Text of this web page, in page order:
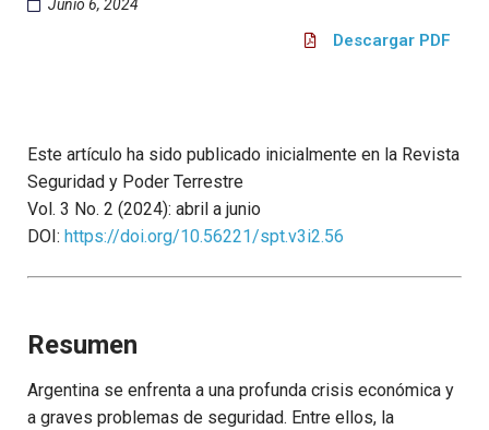
Junio 6, 2024
Descargar PDF
Este artículo ha sido publicado inicialmente en la Revista
Seguridad y Poder Terrestre
Vol. 3 No. 2 (2024): abril a junio
DOI: https://doi.org/10.56221/spt.v3i2.56
Resumen
Argentina se enfrenta a una profunda crisis económica y
a graves problemas de seguridad. Entre ellos, la